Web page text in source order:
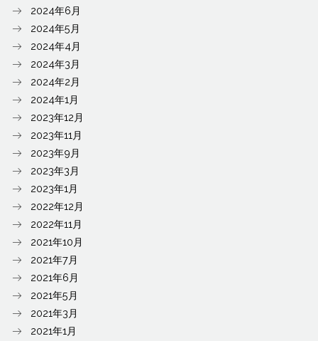
2024年6月
2024年5月
2024年4月
2024年3月
2024年2月
2024年1月
2023年12月
2023年11月
2023年9月
2023年3月
2023年1月
2022年12月
2022年11月
2021年10月
2021年7月
2021年6月
2021年5月
2021年3月
2021年1月